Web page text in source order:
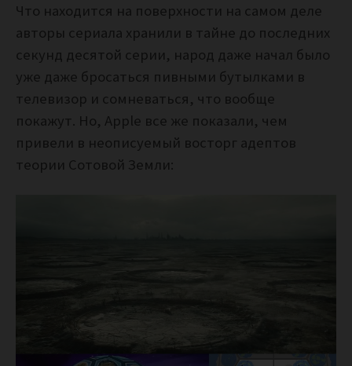
Что находится на поверхности на самом деле
авторы сериала хранили в тайне до последних
секунд десятой серии, народ даже начал было
уже даже бросаться пивными бутылками в
телевизор и сомневаться, что вообще
покажут. Но, Apple все же показали, чем
привели в неописуемый восторг адептов
теории Сотовой Земли: